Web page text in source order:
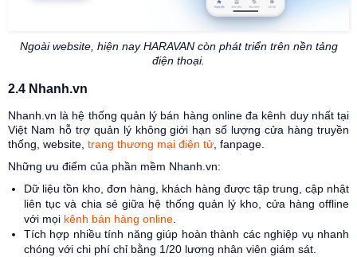
Ngoài website, hiện nay HARAVAN còn phát triển trên nền tảng
điện thoại.
2.4 Nhanh.vn
Nhanh.vn là hệ thống quản lý bán hàng online đa kênh duy nhất tại
Việt Nam hỗ trợ quản lý không giới hạn số lượng cửa hàng truyền
thống, website, trang thương mại điện tử, fanpage.
Những ưu điểm của phần mềm Nhanh.vn:
Dữ liệu tồn kho, đơn hàng, khách hàng được tập trung, cập nhật
liên tục và chia sẻ giữa hệ thống quản lý kho, cửa hàng offline
với mọi kênh bán hàng online.
Tích hợp nhiều tính năng giúp hoàn thành các nghiệp vụ nhanh
chóng với chi phí chỉ bằng 1/20 lương nhân viên giám sát.